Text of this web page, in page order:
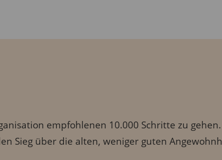
empfohlenen 10.000 Schritte zu
Sieg über die alten, weniger guten